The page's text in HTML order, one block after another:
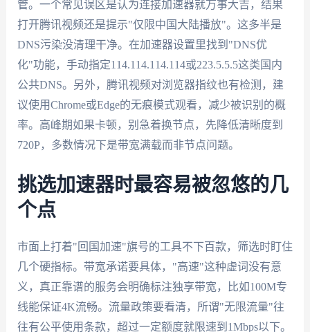
管。一个常见误区是认为连接加速器就万事大吉，结果
打开腾讯视频还是提示"仅限中国大陆播放"。这多半是
DNS污染没清理干净。在加速器设置里找到"DNS优
化"功能，手动指定114.114.114.114或223.5.5.5这类国内
公共DNS。另外，腾讯视频对浏览器指纹也有检测，建
议使用Chrome或Edge的无痕模式观看，减少被识别的概
率。高峰期如果卡顿，别急着换节点，先降低清晰度到
720P，多数情况下是带宽满载而非节点问题。
挑选加速器时最容易被忽悠的几
个点
市面上打着"回国加速"旗号的工具不下百款，筛选时盯住
几个硬指标。带宽承诺要具体，"高速"这种虚词没有意
义，真正靠谱的服务会明确标注独享带宽，比如100M专
线能保证4K流畅。流量政策要看清，所谓"无限流量"往
往有公平使用条款，超过一定额度就限速到1Mbps以下。